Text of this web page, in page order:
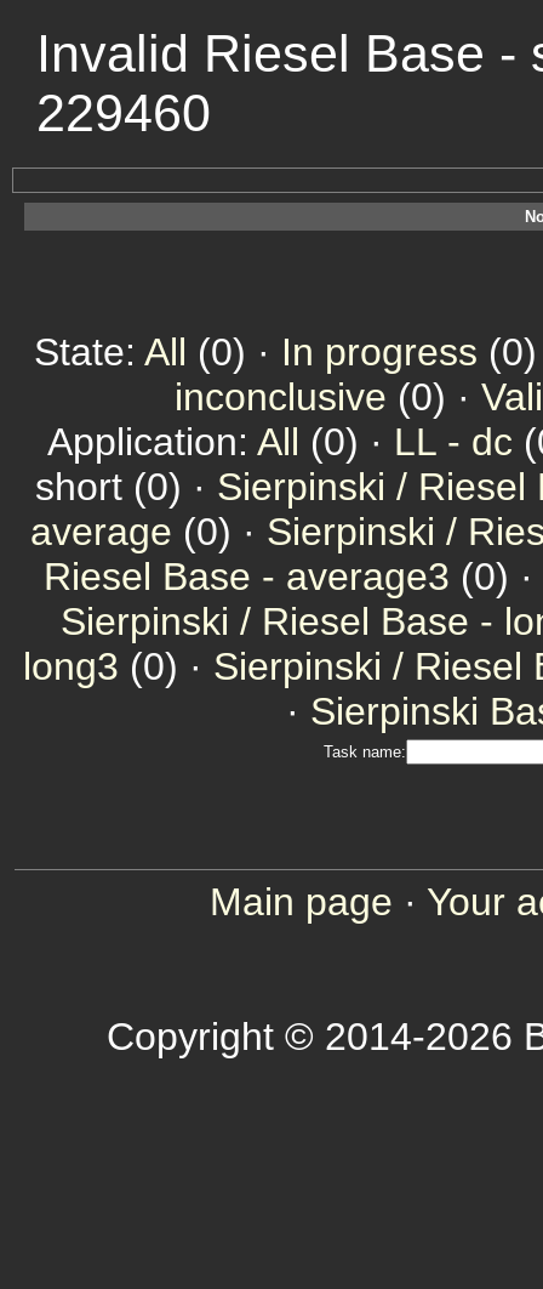
Invalid Riesel Base -
229460
State: All (0) · In progress
inconclusive (0) ·
Application: All (0) · LL - dc
short (0) · Sierpinski / Riesel
average (0) · Sierpinski /
Riesel Base - average3 (0) ·
Sierpinski / Riesel Base -
long3 (0) · Sierpinski / Riesel
· Sierpinski
Task name:
Main page · Your
Copyright © 2014-2026